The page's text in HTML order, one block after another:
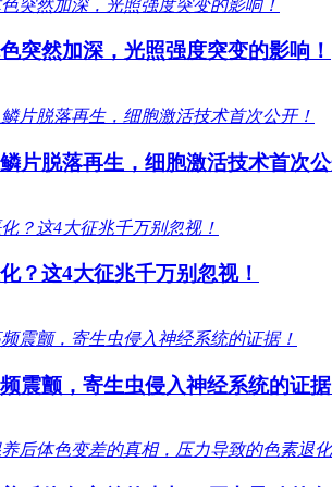
突然加深，光照强度突变的影响！
片脱落再生，细胞激活技术首次
？这4大征兆千万别忽视！
震颤，寄生虫侵入神经系统的证